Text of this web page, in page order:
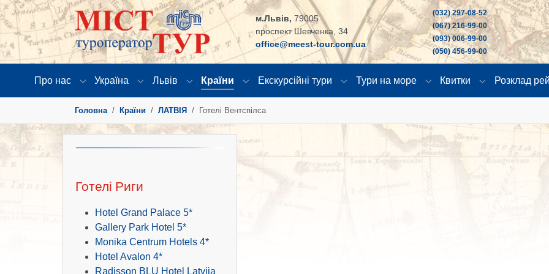
м.Львів, 79005
проспект Шевченка, 34
office@meest-tour.com.ua
(032) 297-08-52
(067) 216-99-00
(093) 006-99-00
(050) 456-99-00
Про нас
Submenu for "Про нас"
Україна
Submenu for "Україна"
Львів
Submenu for "Львів"
Країни
Submenu for "Країни"
Екскурсійні тури
Submenu for "Екскурсійні тури"
Тури на море
Submenu for "Тури на
Квитки
Submenu for
Розклад
Головна
Країни ЛАТВІЯ Готелі Вентспілса
Готелі Риги
Hotel Grand Palace 5*
Gallery Park Hotel 5*
Monika Centrum Hotels 4*
Hotel Avalon 4*
Radisson BLU Hotel Latvija